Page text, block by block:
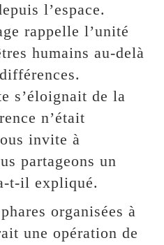
l’espace.
rappelle l’unité
humains au-delà
s’éloignait de la
n’était
invite à
partageons un
t-il expliqué.
organisées à
une opération de